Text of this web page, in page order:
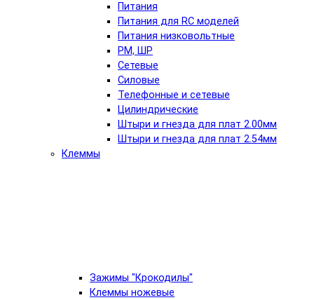
Питания
Питания для RC моделей
Питания низковольтные
РМ, ШР
Сетевые
Силовые
Телефонные и сетевые
Цилиндрические
Штыри и гнезда для плат 2.00мм
Штыри и гнезда для плат 2.54мм
Клеммы
Зажимы "Крокодилы"
Клеммы ножевые